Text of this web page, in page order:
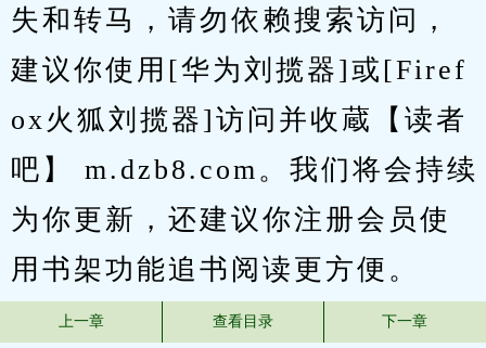
失和转马，请勿依赖搜索访问，
建议你使用[华为刘揽器]或[Firef
ox火狐刘揽器]访问并收蔵【读者
吧】 m.dzb8.com。我们将会持续
为你更新，还建议你注册会员使
用书架功能追书阅读更方便。
上一章 查看目录 下一章